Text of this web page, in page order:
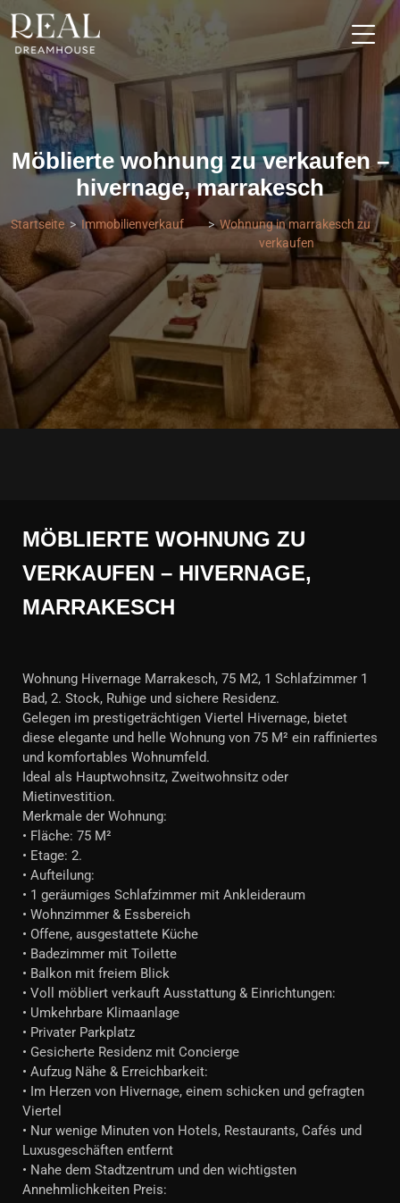
Möblierte wohnung zu verkaufen –
hivernage, marrakesch
Startseite Immobilienverkauf
Wohnung in marrakesch zu
verkaufen
MÖBLIERTE WOHNUNG ZU
VERKAUFEN – HIVERNAGE,
MARRAKESCH
Wohnung Hivernage Marrakesch, 75 M2, 1 Schlafzimmer 1
Bad, 2. Stock, Ruhige und sichere Residenz.
Gelegen im prestigeträchtigen Viertel Hivernage, bietet
diese elegante und helle Wohnung von 75 M² ein raffiniertes
und komfortables Wohnumfeld.
Ideal als Hauptwohnsitz, Zweitwohnsitz oder
Mietinvestition.
Merkmale der Wohnung:
• Fläche: 75 M²
• Etage: 2.
• Aufteilung:
• 1 geräumiges Schlafzimmer mit Ankleideraum
• Wohnzimmer & Essbereich
• Offene, ausgestattete Küche
• Badezimmer mit Toilette
• Balkon mit freiem Blick
• Voll möbliert verkauft Ausstattung & Einrichtungen:
• Umkehrbare Klimaanlage
• Privater Parkplatz
• Gesicherte Residenz mit Concierge
• Aufzug Nähe & Erreichbarkeit:
• Im Herzen von Hivernage, einem schicken und gefragten
Viertel
• Nur wenige Minuten von Hotels, Restaurants, Cafés und
Luxusgeschäften entfernt
• Nahe dem Stadtzentrum und den wichtigsten
Annehmlichkeiten Preis: